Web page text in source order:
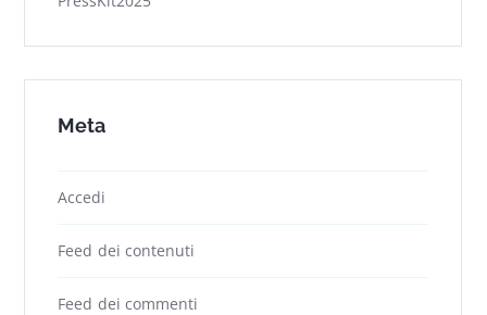
Meta
Accedi
Feed dei contenuti
Feed dei commenti